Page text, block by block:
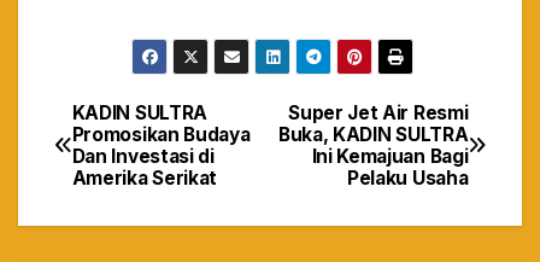
Navigasi
pos
Super Jet Air Resmi
Buka, KADIN SULTRA
Ini Kemajuan Bagi
Pelaku Usaha
KADIN SULTRA
Promosikan Budaya
Dan Investasi di
Amerika Serikat